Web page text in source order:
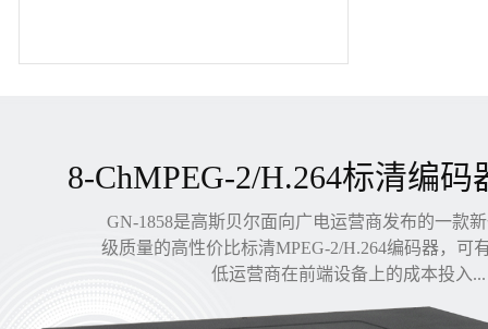
8-ChMPEG-2/H.264标清编码
GN-1858是高斯贝尔面向广电运营商发布的一款
级质量的高性价比标清MPEG-2/H.264编码器，可
低运营商在前端设备上的成本投入...